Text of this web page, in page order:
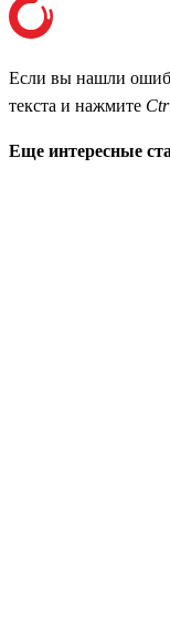
Если вы нашли
текста и нажмите
Еще интересные